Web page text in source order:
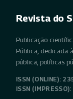
Revista do
Publicação
Pública, dedicada
pública, políticas
ISSN (ONLINE):
ISSN